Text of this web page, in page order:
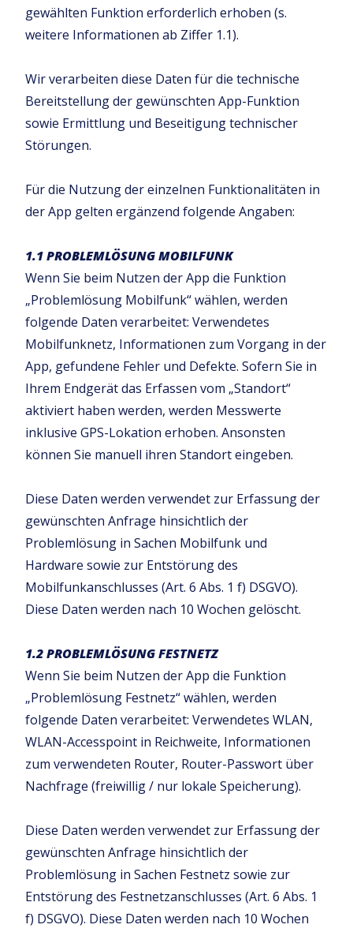
gewählten Funktion erforderlich erhoben (s.
weitere Informationen ab Ziffer 1.1).
Wir verarbeiten diese Daten für die technische
Bereitstellung der gewünschten App-Funktion
sowie Ermittlung und Beseitigung technischer
Störungen.
Für die Nutzung der einzelnen Funktionalitäten in
der App gelten ergänzend folgende Angaben:
1.1 PROBLEMLÖSUNG MOBILFUNK
Wenn Sie beim Nutzen der App die Funktion
„Problemlösung Mobilfunk“ wählen, werden
folgende Daten verarbeitet: Verwendetes
Mobilfunknetz, Informationen zum Vorgang in der
App, gefundene Fehler und Defekte. Sofern Sie in
Ihrem Endgerät das Erfassen vom „Standort“
aktiviert haben werden, werden Messwerte
inklusive GPS-Lokation erhoben. Ansonsten
können Sie manuell ihren Standort eingeben.
Diese Daten werden verwendet zur Erfassung der
gewünschten Anfrage hinsichtlich der
Problemlösung in Sachen Mobilfunk und
Hardware sowie zur Entstörung des
Mobilfunkanschlusses (Art. 6 Abs. 1 f) DSGVO).
Diese Daten werden nach 10 Wochen gelöscht.
1.2 PROBLEMLÖSUNG FESTNETZ
Wenn Sie beim Nutzen der App die Funktion
„Problemlösung Festnetz“ wählen, werden
folgende Daten verarbeitet: Verwendetes WLAN,
WLAN-Accesspoint in Reichweite, Informationen
zum verwendeten Router, Router-Passwort über
Nachfrage (freiwillig / nur lokale Speicherung).
Diese Daten werden verwendet zur Erfassung der
gewünschten Anfrage hinsichtlich der
Problemlösung in Sachen Festnetz sowie zur
Entstörung des Festnetzanschlusses (Art. 6 Abs. 1
f) DSGVO). Diese Daten werden nach 10 Wochen